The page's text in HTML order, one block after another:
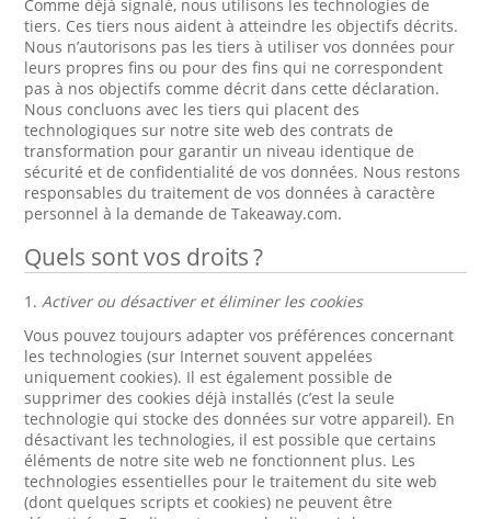
Comme déjà signalé, nous utilisons les technologies de
tiers. Ces tiers nous aident à atteindre les objectifs décrits.
Nous n’autorisons pas les tiers à utiliser vos données pour
leurs propres fins ou pour des fins qui ne correspondent
pas à nos objectifs comme décrit dans cette déclaration.
Nous concluons avec les tiers qui placent des
technologiques sur notre site web des contrats de
transformation pour garantir un niveau identique de
sécurité et de confidentialité de vos données. Nous restons
responsables du traitement de vos données à caractère
personnel à la demande de Takeaway.com.
Quels sont vos droits ?
1.Activer ou désactiver et éliminer les cookies
Vous pouvez toujours adapter vos préférences concernant
les technologies (sur Internet souvent appelées
uniquement cookies). Il est également possible de
supprimer des cookies déjà installés (c’est la seule
technologie qui stocke des données sur votre appareil). En
désactivant les technologies, il est possible que certains
éléments de notre site web ne fonctionnent plus. Les
technologies essentielles pour le traitement du site web
(dont quelques scripts et cookies) ne peuvent être